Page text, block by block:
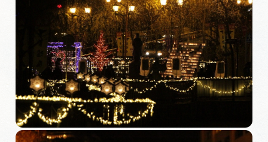
グルメ
旅の予約
アクセス
インフォメーション